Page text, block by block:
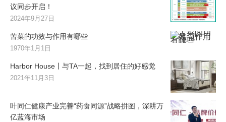
议同步开启！
2024年9月27日
苦菜的功效与作用有哪些
1970年1月1日
Harbor House丨与TA一起，找到居住的好感觉
2021年11月3日
叶同仁健康产业完善“药食同源”战略拼图，深耕万
亿蓝海市场